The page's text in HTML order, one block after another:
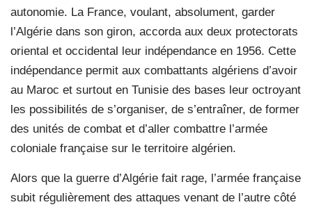
autonomie. La France, voulant, absolument, garder
l’Algérie dans son giron, accorda aux deux protectorats
oriental et occidental leur indépendance en 1956. Cette
indépendance permit aux combattants algériens d’avoir
au Maroc et surtout en Tunisie des bases leur octroyant
les possibilités de s’organiser, de s’entraîner, de former
des unités de combat et d’aller combattre l’armée
coloniale française sur le territoire algérien.
Alors que la guerre d’Algérie fait rage, l’armée française
subit régulièrement des attaques venant de l’autre côté